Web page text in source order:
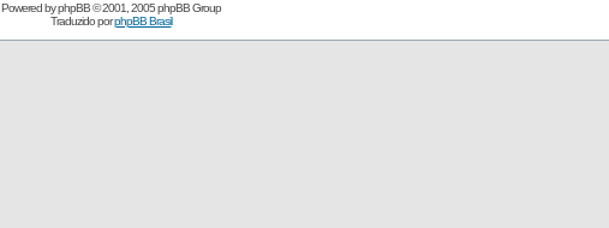
Powered byphpBB© 2001, 2005 phpBB Group
Traduzido porphpBB Brasil